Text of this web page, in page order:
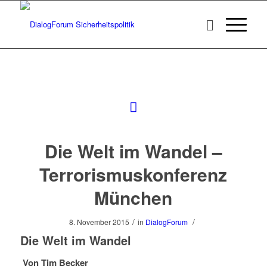
Die Welt im Wandel –
Terrorismuskonferenz
München
8. November 2015 / in DialogForum /
Die Welt im Wandel
Von Tim Becker